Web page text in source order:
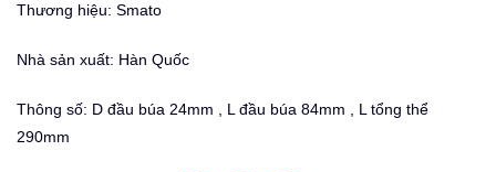
Thương hiệu: Smato
Nhà sản xuất: Hàn Quốc
Thông số: D đầu búa 24mm , L đầu búa 84mm , L tổng thể
290mm